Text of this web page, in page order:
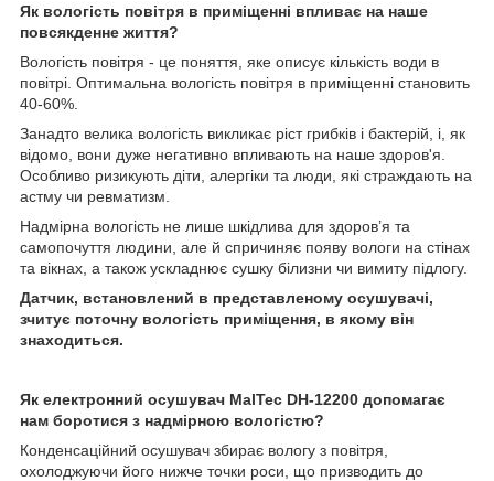
Як вологість повітря в приміщенні впливає на наше
повсякденне життя?
Вологість повітря - це поняття, яке описує кількість води в
повітрі. Оптимальна вологість повітря в приміщенні становить
40-60%.
Занадто велика вологість викликає ріст грибків і бактерій, і, як
відомо, вони дуже негативно впливають на наше здоров'я.
Особливо ризикують діти, алергіки та люди, які страждають на
астму чи ревматизм.
Надмірна вологість не лише шкідлива для здоров’я та
самопочуття людини, але й спричиняє появу вологи на стінах
та вікнах, а також ускладнює сушку білизни чи вимиту підлогу.
Датчик, встановлений в представленому осушувачі,
зчитує поточну вологість приміщення, в якому він
знаходиться.
Як електронний осушувач MalTec DH-12200 допомагає
нам боротися з надмірною вологістю?
Конденсаційний осушувач збирає вологу з повітря,
охолоджуючи його нижче точки роси, що призводить до